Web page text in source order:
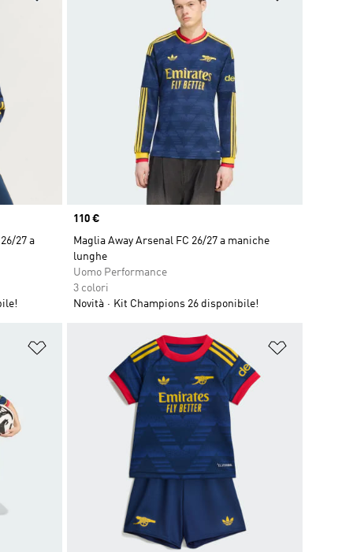
27 a
Price
110 €
Maglia Away Arsenal FC 26/27 a maniche
lunghe
Uomo Performance
3 colori
Novità
Kit Champions 26 disponibile!
Aggiungi alla lista dei desideri